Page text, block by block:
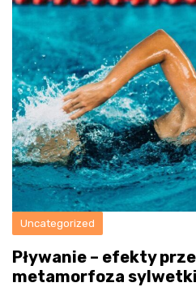
Uncategorized
Pływanie – efekty
metamorfoza